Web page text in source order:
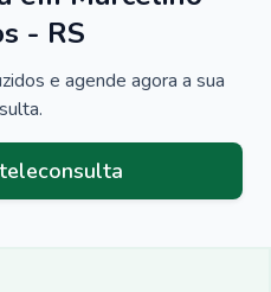
- RS
e agende agora a sua